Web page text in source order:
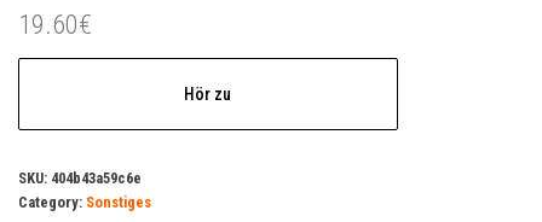
19.60€
Hör zu
SKU: 404b43a59c6e
Category: Sonstiges